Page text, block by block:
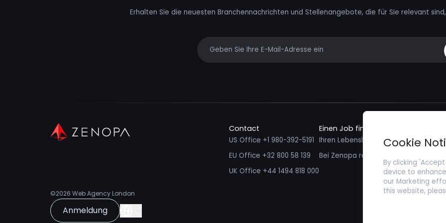
Erhalten Sie die neuesten Branchennachrichten und Stellenangebote, die für Sie relevant
©2026 Web Agency London
Anmeldung
Contact
US Office +1 980-392-5191
EU Office +32 800 58 139
UK Office +44 1494 818 000
Einen Job finden
Ihren Lebenslauf einreichen
Bei Zenopa registrieren
Ich
Cookie
By clicking
device to
our Marketing
this website,